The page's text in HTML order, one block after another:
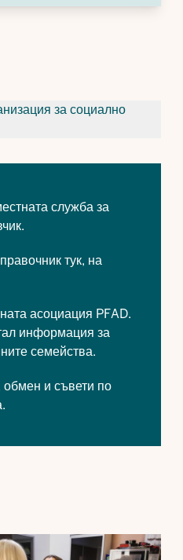
за социално
служба за
тук, на
асоциация PFAD.
информация за
семейства.
и съвети по